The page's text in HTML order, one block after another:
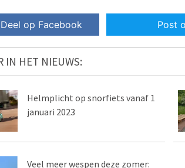
Deel op Facebook Post
IN HET NIEUWS:
Helmplicht op snorfiets vanaf 1
januari 2023
Veel meer wespen deze zomer: